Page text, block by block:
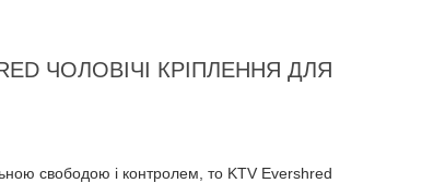
ЧОЛОВІЧІ КРІПЛЕННЯ ДЛЯ
свободою і контролем, то KTV Evershred